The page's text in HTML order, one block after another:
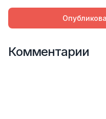
Комментарии